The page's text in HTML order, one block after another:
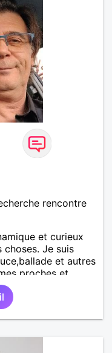
rencontre
et curieux
Je suis
et autres
proches et